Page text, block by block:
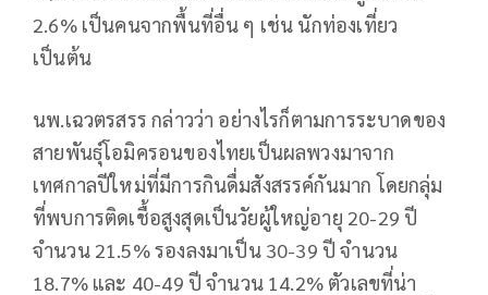
2.6% เป็นคนจากพื้นที่อื่น ๆ เช่น นักท่องเที่ยว
เป็นต้น
นพ.เฉวตร​สรร​ กล่าวว่า​ อย่างไรก็ตามการระบาดของ
สายพันธุ์​โอมิครอนของไทยเป็นผลพวงมาจาก
เทศกาลปีใหม่ที่มีการกินดื่มสังสรรค์กันมาก โดยกลุ่ม
ที่พบการติดเชื้อสูงสุดเป็นวัยผู้ใหญ่อายุ 20-29 ปี
จำนวน 21.5% รองลงมาเป็น 30-39 ปี จำนวน
18.7% และ 40-49 ปี จำนวน 14.2% ตัวเลขที่น่า